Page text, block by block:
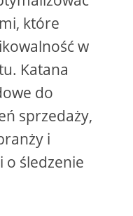
które
w
Katana
do
sprzedaży,
i
o śledzenie